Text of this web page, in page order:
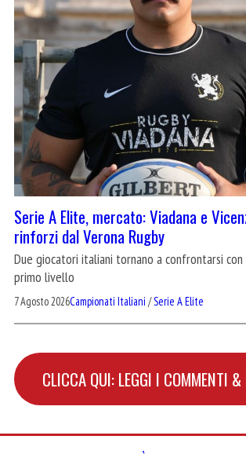
Serie A Elite, mercato: Viadana e
rinforzi dal Verona Rugby
Due giocatori italiani tornano a confrontarsi
primo livello
7 Agosto 2026Campionati Italiani /Serie A Elite
CLICCA QUI: LEGGI I COMMENTI &